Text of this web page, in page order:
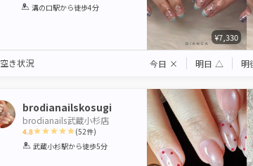
1 2 3 4 5
溝の口駅から徒歩4分
¥7,330
空き状況 今日 × 明日 △ 明
brodianailskosugi
brodianails武蔵小杉店
4.8
1 2 3 4 5
(52件)
武蔵小杉駅から徒歩5分